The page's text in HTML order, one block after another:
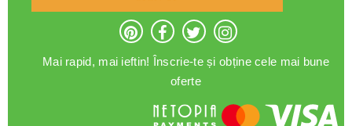
Mai rapid, mai ieftin! Înscrie-te și obține cele mai bune
oferte